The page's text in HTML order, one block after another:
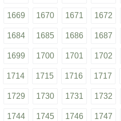
1669 1670 1671 1672
1684 1685 1686 1687
1699 1700 1701 1702
1714 1715 1716 1717
1729 1730 1731 1732
1744 1745 1746 1747